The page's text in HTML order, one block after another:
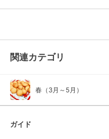
関連カテゴリ
春（3月～5月）
ガイド